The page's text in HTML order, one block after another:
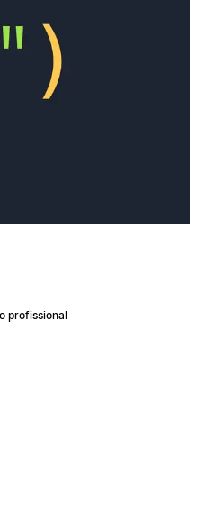
profissional